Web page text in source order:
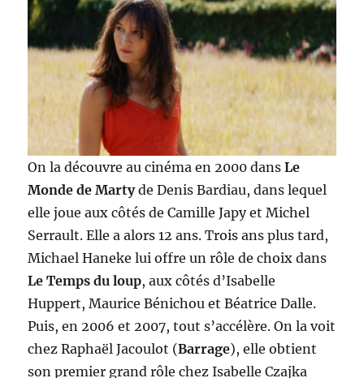
On la découvre au cinéma en 2000 dans Le
Monde de Martyde Denis Bardiau, dans lequel
elle joue aux côtés de Camille Japy et Michel
Serrault. Elle a alors 12 ans. Trois ans plus tard,
Michael Haneke lui offre un rôle de choix dans
Le Temps du loup, aux côtés d’Isabelle
Huppert, Maurice Bénichou et Béatrice Dalle.
Puis, en 2006 et 2007, tout s’accélère. On la voit
chez Raphaël Jacoulot (Barrage), elle obtient
son premier grand rôle chez Isabelle Czajka